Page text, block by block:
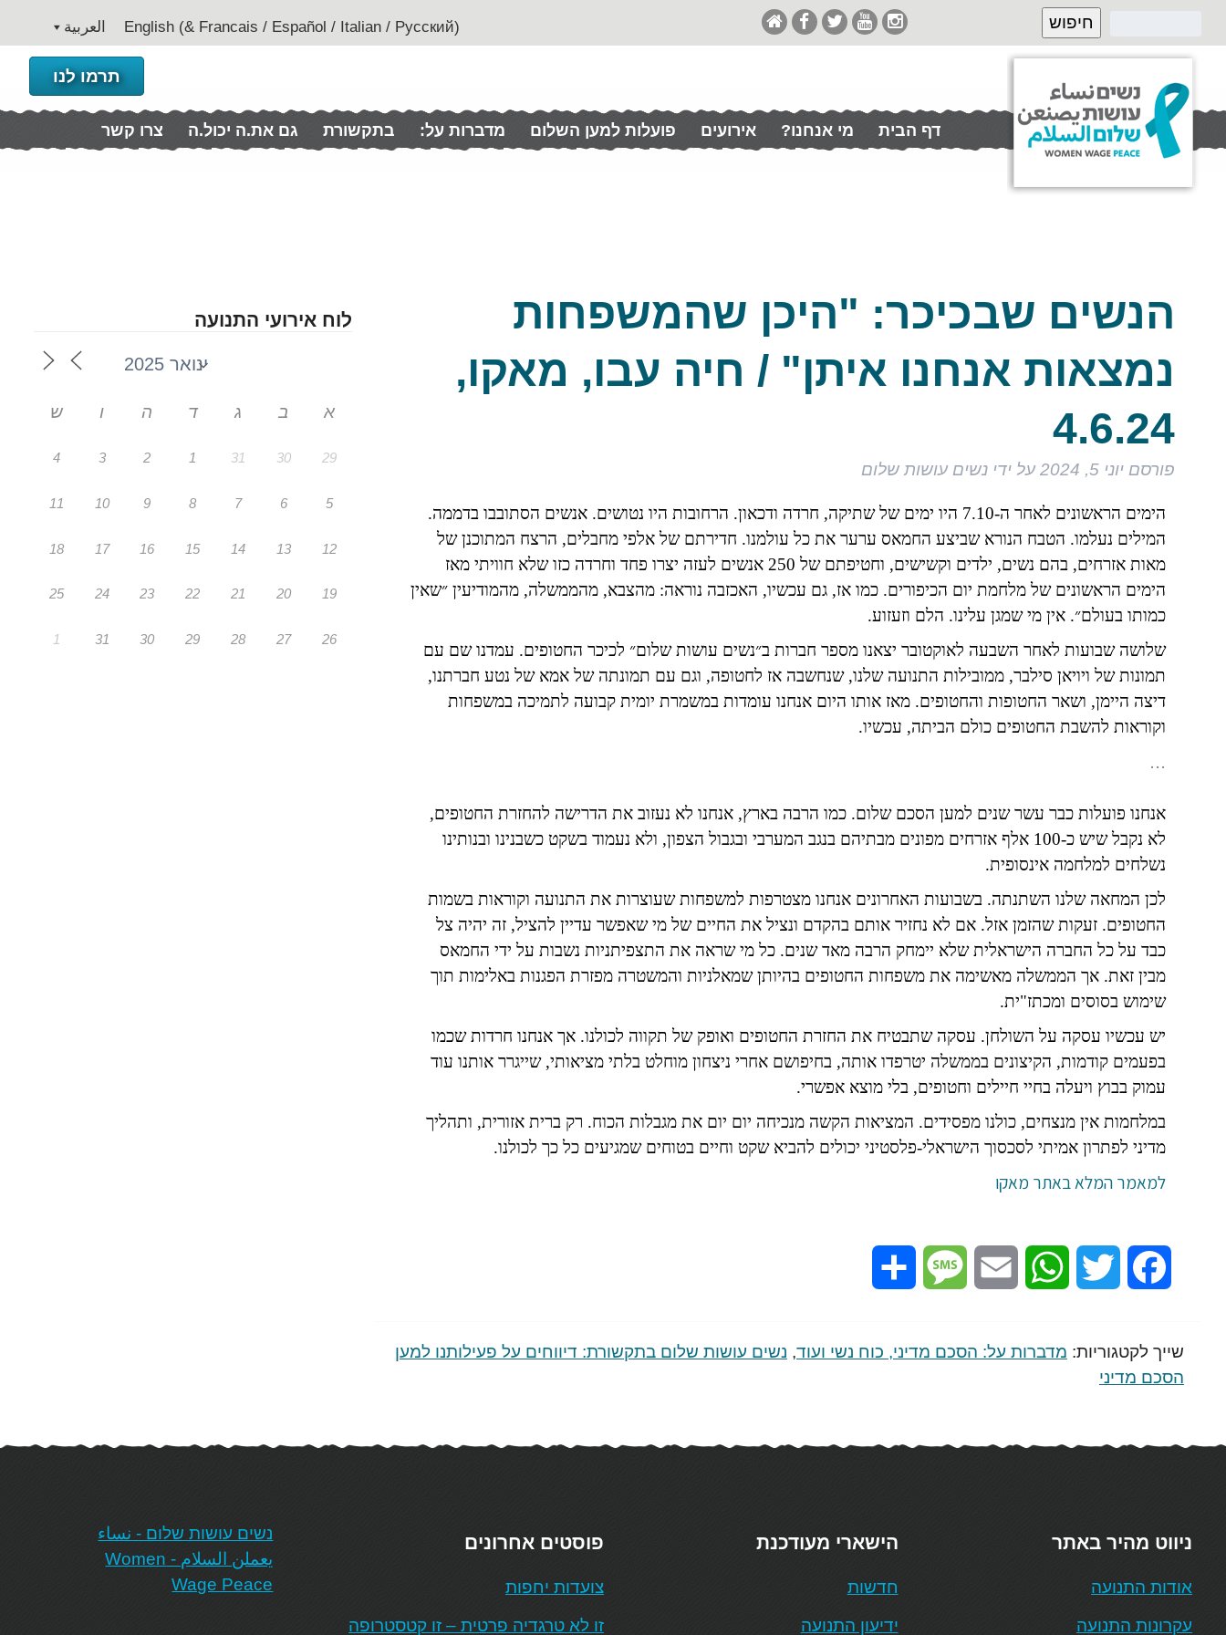
(English (& Francais / Español / Italian / Pусский العربية
תרמו לנו
דף הבית מי אנחנו? אירועים פועלות למען השלום מדברות על: בתקשורת גם את.ה יכול.ה צרו קשר
הנשים שבכיכר: "היכן שהמשפחות
נמצאות אנחנו איתן" / חיה עבו, מאקו,
4.6.24
פורסם יוני 5, 2024 על ידי נשים עושות שלום
הימים הראשונים לאחר ה-7.10 היו ימים של שתיקה, חרדה ודכאון. הרחובות היו נטושים. אנשים הסתובבו בדממה.
המילים נעלמו. הטבח הנורא שביצע החמאס ערער את כל עולמנו. חדירתם של אלפי מחבלים, הרצח המתוכנן של
מאות אזרחים, בהם נשים, ילדים וקשישים, וחטיפתם של 250 אנשים לעזה יצרו פחד וחרדה כזו שלא חוויתי מאז
הימים הראשונים של מלחמת יום הכיפורים. כמו אז, גם עכשיו, האכזבה נוראה: מהצבא, מהממשלה, מהמודיעין ״שאין
כמותו בעולם״. אין מי שמגן עלינו. הלם וזעזוע.
שלושה שבועות לאחר השבעה לאוקטובר יצאנו מספר חברות ב״נשים עושות שלום״ לכיכר החטופים. עמדנו שם עם
תמונות של ויויאן סילבר, ממובילות התנועה שלנו, שנחשבה אז לחטופה, וגם עם תמונתה של אמא של נטע חברתנו,
דיצה היימן, ושאר החטופות והחטופים. מאז אותו היום אנחנו עומדות במשמרת יומית קבועה לתמיכה במשפחות
וקוראות להשבת החטופים כולם הביתה, עכשיו.
…
אנחנו פועלות כבר עשר שנים למען הסכם שלום. כמו הרבה בארץ, אנחנו לא נעזוב את הדרישה להחזרת החטופים,
לא נקבל שיש כ-100 אלף אזרחים מפונים מבתיהם בנגב המערבי ובגבול הצפון, ולא נעמוד בשקט כשבנינו ובנותינו
נשלחים למלחמה אינסופית.
לכן המחאה שלנו השתנתה. בשבועות האחרונים אנחנו מצטרפות למשפחות שעוצרות את התנועה וקוראות בשמות
החטופים. זעקות שהזמן אזל. אם לא נחזיר אותם בהקדם ונציל את החיים של מי שאפשר עדיין להציל, זה יהיה צל
כבד על כל החברה הישראלית שלא יימחק הרבה מאד שנים. כל מי שראה את התצפיתניות נשבות על ידי החמאס
מבין זאת. אך הממשלה מאשימה את משפחות החטופים בהיותן שמאלניות והמשטרה מפזרת הפגנות באלימות תוך
שימוש בסוסים ומכתז"ית.
יש עכשיו עסקה על השולחן. עסקה שתבטיח את החזרת החטופים ואופק של תקווה לכולנו. אך אנחנו חרדות שכמו
בפעמים קודמות, הקיצונים בממשלה יטרפדו אותה, בחיפושם אחרי ניצחון מוחלט בלתי מציאותי, שייגרר אותנו עוד
עמוק בבוץ ויעלה בחיי חיילים וחטופים, בלי מוצא אפשרי.
במלחמות אין מנצחים, כולנו מפסידים. המציאות הקשה מנכיחה יום יום את מגבלות הכוח. רק ברית אזורית, ותהליך
מדיני לפתרון אמיתי לסכסוך הישראלי-פלסטיני יכולים להביא שקט וחיים בטוחים שמגיעים כל כך לכולנו.
למאמר המלא באתר מאקו
Facebook
Twitter
WhatsApp
Email
Message
שייך לקטגוריות: מדברות על: הסכם מדיני, כוח נשי ועוד, נשים עושות שלום בתקשורת: דיווחים על פעילותנו למען
הסכם מדיני
לוח אירועי התנועה
א ב ג ד ה ו ש
29
30
31
1
2
3
4
5
6
7
8
9
10
11
12
13
14
15
16
17
18
19
20
21
22
23
24
25
26
27
28
29
30
31
1
ניווט מהיר באתר
אודות התנועה
עקרונות התנועה
הישארי מעודכנת
חדשות
ידיעון התנועה
פוסטים אחרונים
צועדות יחפות
זו לא טרגדיה פרטית – זו קטסטרופה
‏נשים עושות שלום - نساء
يعملن السلام - Women
Wage Peace‏